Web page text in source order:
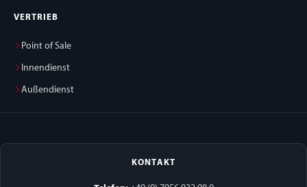
VERTRIEB
Point of Sale
Innendienst
Außendienst
KONTAKT